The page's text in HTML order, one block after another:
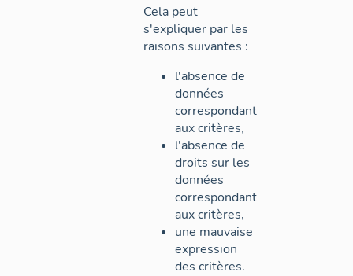
Cela peut
s'expliquer par les
raisons suivantes :
l'absence de
données
correspondant
aux critères,
l'absence de
droits sur les
données
correspondant
aux critères,
une mauvaise
expression
des critères.